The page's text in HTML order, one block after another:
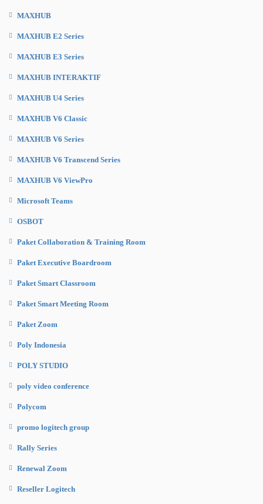
MAXHUB
MAXHUB E2 Series
MAXHUB E3 Series
MAXHUB INTERAKTIF
MAXHUB U4 Series
MAXHUB V6 Classic
MAXHUB V6 Series
MAXHUB V6 Transcend Series
MAXHUB V6 ViewPro
Microsoft Teams
OSBOT
Paket Collaboration & Training Room
Paket Executive Boardroom
Paket Smart Classroom
Paket Smart Meeting Room
Paket Zoom
Poly Indonesia
POLY STUDIO
poly video conference
Polycom
promo logitech group
Rally Series
Renewal Zoom
Reseller Logitech